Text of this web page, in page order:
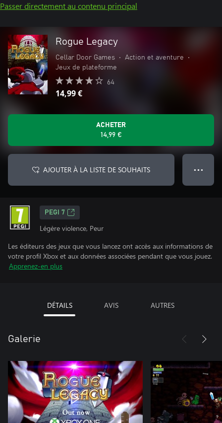
Passer directement au contenu principal
Rogue Legacy
Cellar Door Games • Action et aventure
•
Jeux de plateforme
64
14,99 €
ACHETER
14,99 €
AJOUTER À LA LISTE DE SOUHAITS ● ● ●
PEGI 7
Légère violence, Peur
Les éditeurs des jeux que vous lancez ont accès aux informations de
votre profil Xbox et aux données associées pendant que vous jouez.
Apprenez-en plus
DÉTAILS AVIS AUTRES
Galerie